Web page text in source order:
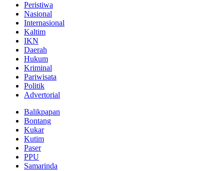
Peristiwa
Nasional
Internasional
Kaltim
IKN
Daerah
Hukum
Kriminal
Pariwisata
Politik
Advertorial
Balikpapan
Bontang
Kukar
Kutim
Paser
PPU
Samarinda